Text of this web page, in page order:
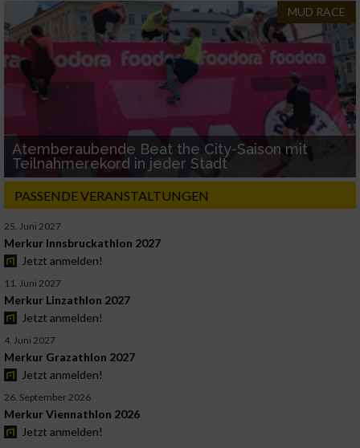
MUD RACE
Atemberaubende Beat the City-Saison mit
Teilnahmerekord in jeder Stadt
PASSENDE VERANSTALTUNGEN
25. Juni 2027
Merkur Innsbruckathlon 2027
Jetzt anmelden!
11. Juni 2027
Merkur Linzathlon 2027
Jetzt anmelden!
4. Juni 2027
Merkur Grazathlon 2027
Jetzt anmelden!
26. September 2026
Merkur Viennathlon 2026
Jetzt anmelden!
Verwendung reduzierter Daten zur Auswahl
von Inhalten
IAB-Besonderheiten:
Geräte anhand von aktiv angeforderten
Informationen identifizieren
Nicht-IAB-Verarbeitungszwecke:
Notwendig
Performance
Werbung